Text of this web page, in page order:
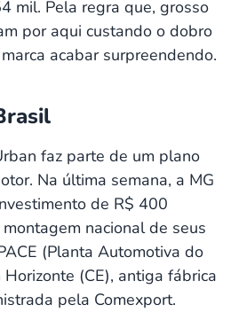
mil. Pela regra que, grosso
por aqui custando o dobro
acabar surpreendendo.
faz parte de um plano
Na última semana, a MG
de R$ 400
nacional de seus
(Planta Automotiva do
(CE), antiga fábrica
pela Comexport.